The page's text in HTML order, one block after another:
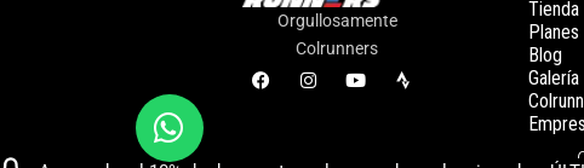
Orgullosamente
Colrunners
Tienda
Planes
Blog
Galería
¡Conversemos!